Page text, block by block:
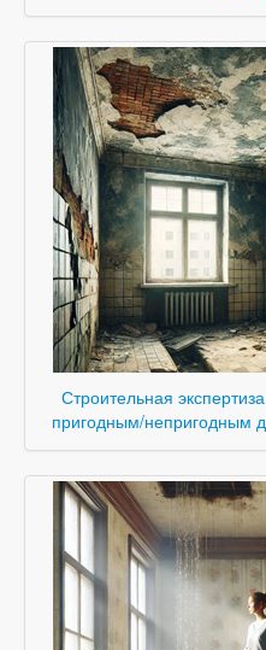
Строительная
пригодным/непригодным